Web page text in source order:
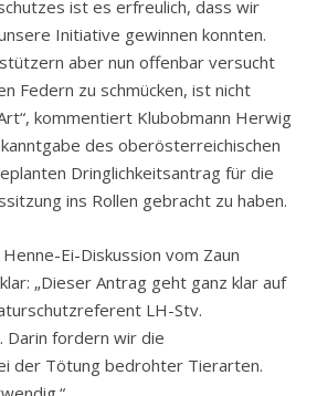
ist es erfreulich, dass wir
Initiative gewinnen konnten.
aber nun offenbar versucht
Federn zu schmücken, ist nicht
kommentiert Klubobmann Herwig
des oberösterreichischen
Dringlichkeitsantrag für die
ins Rollen gebracht zu haben.
Ei-Diskussion vom Zaun
„Dieser Antrag geht ganz klar auf
LH-Stv.
Darin fordern wir die
der Tötung bedrohter Tierarten.